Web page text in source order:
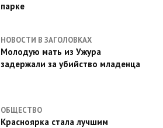
парке
НОВОСТИ В ЗАГОЛОВКАХ
Молодую мать из Ужура
задержали за убийство младенца
ОБЩЕСТВО
Красноярка стала лучшим